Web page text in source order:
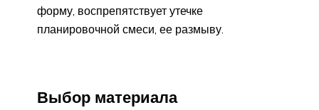
форму, воспрепятствует утечке
планировочной смеси, ее размыву.
Выбор материала